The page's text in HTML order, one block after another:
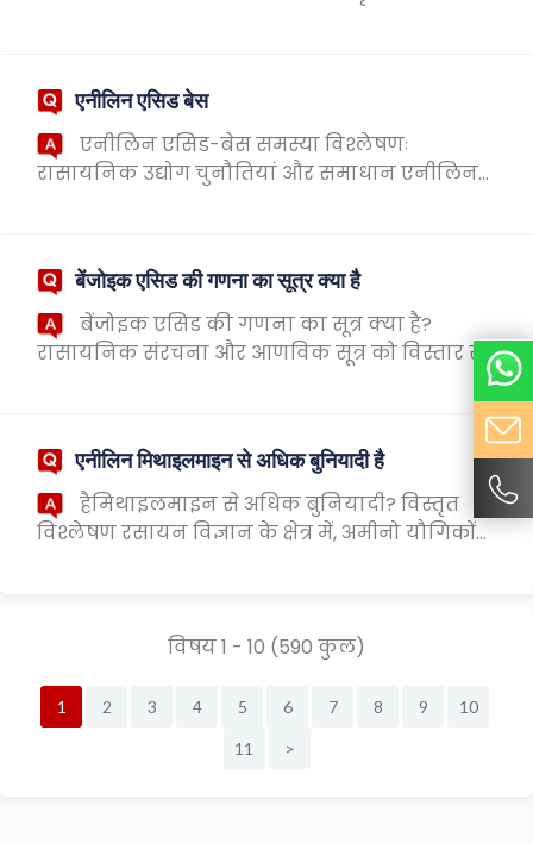
एनीलिन एसिड बेस
एनीलिन एसिड-बेस समस्या विश्लेषणः
रासायनिक उद्योग चुनौतियां और समाधान एनीलिन
बेंजोइक एसिड की गणना का सूत्र क्या है
बेंजोइक एसिड की गणना का सूत्र क्या है?
रासायनिक संरचना और आणविक सूत्र को विस्तार से
महत्वपूर्ण कार्बनिक रासायनिक पदार्थ के रूप में, व्य...
एनीलिन मिथाइलमाइन से अधिक बुनियादी है
हैमिथाइलमाइन से अधिक बुनियादी? विस्तृत
विश्लेषण रसायन विज्ञान के क्षेत्र में, अमीनो यौगिकों
विषय 1 - 10 (590 कुल)
1 2 3 4 5 6 7 8 9 10
11 >